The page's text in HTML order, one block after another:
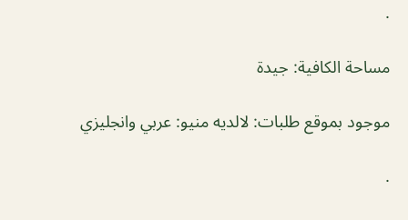
.
مساحة الكافية: جيدة
موجود بموقع طلبات: لالديه منيو: عربي وانجليزي
.